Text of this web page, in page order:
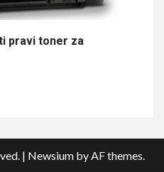
pravi toner za
| Newsium by AF themes.